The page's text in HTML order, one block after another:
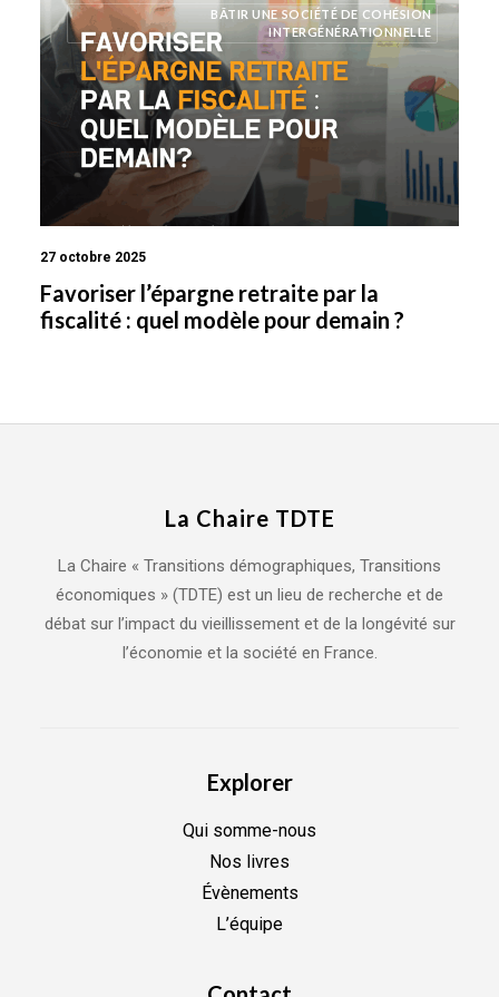
BÂTIR UNE SOCIÉTÉ DE COHÉSION
INTERGÉNÉRATIONNELLE
27 octobre 2025
Favoriser l’épargne retraite par la
fiscalité : quel modèle pour demain ?
La Chaire TDTE
La Chaire « Transitions démographiques, Transitions
économiques » (TDTE) est un lieu de recherche et de
débat sur l’impact du vieillissement et de la longévité sur
l’économie et la société en France.
Explorer
Qui somme-nous
Nos livres
Évènements
L’équipe